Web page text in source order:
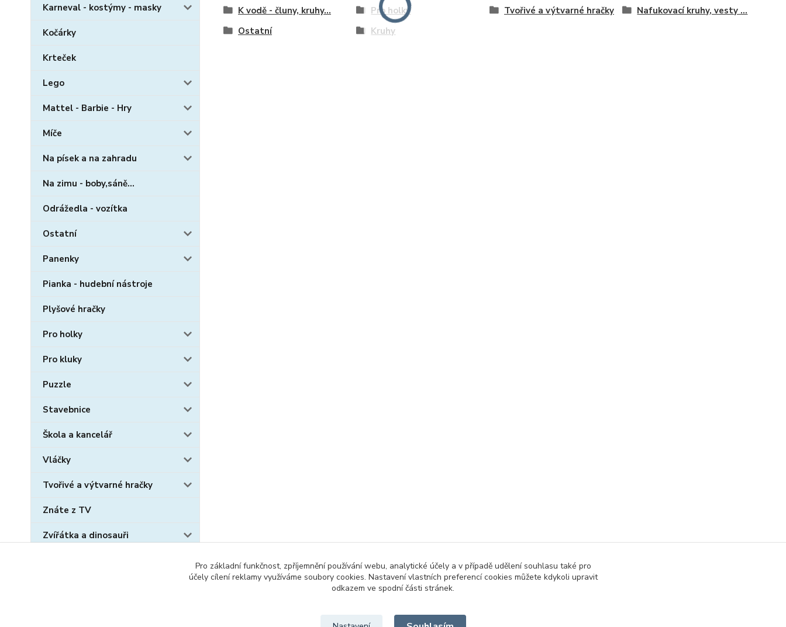
Karneval - kostýmy - masky
Kočárky
Krteček
Lego
Mattel - Barbie - Hry
Míče
Na písek a na zahradu
Na zimu - boby,sáně...
Odrážedla - vozítka
Ostatní
Panenky
Pianka - hudební nástroje
Plyšové hračky
Pro holky
Pro kluky
Puzzle
Stavebnice
Škola a kancelář
Vláčky
Tvořivé a výtvarné hračky
Znáte z TV
Zvířátka a dinosauři
K vodě - čluny, kruhy... Pro holky Tvořivé a výtvarné hračky
Nafukovací kruhy, vesty ...
Ostatní
Kruhy
Pro základní funkčnost, zpříjemnění používání webu, analytické účely a v případě udělení souhlasu také pro
účely cílení reklamy využíváme soubory cookies. Nastavení vlastních preferencí cookies můžete kdykoli upravit
odkazem ve spodní části stránek.